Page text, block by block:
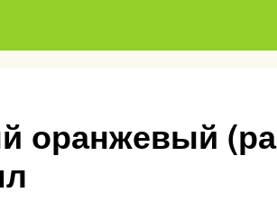
оранжевый